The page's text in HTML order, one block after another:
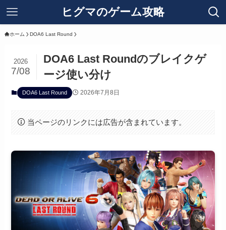
ヒグマのゲーム攻略
ホーム DOA6 Last Round
DOA6 Last Roundのブレイクゲ
ージ使い分け
2026
7/08
DOA6 Last Round 2026年7月8日
当ページのリンクには広告が含まれています。